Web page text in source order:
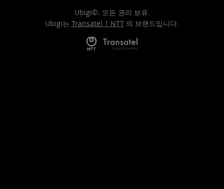
Ubigi©. 모든 권리 보유.
Ubigi는 Transatel | NTT 의 브랜드입니다.